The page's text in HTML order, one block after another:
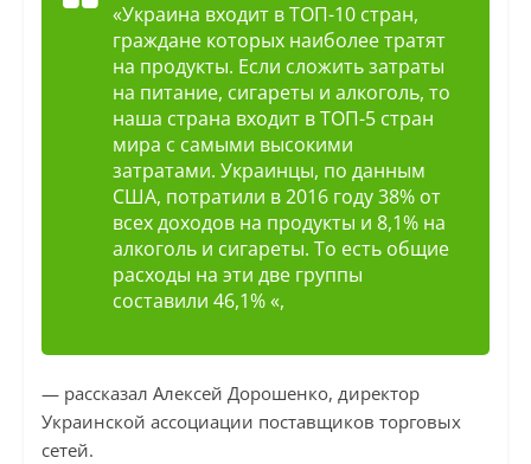
«Украина входит в ТОП-10 стран,
граждане которых наиболее тратят
на продукты. Если сложить затраты
на питание, сигареты и алкоголь, то
наша страна входит в ТОП-5 стран
мира с самыми высокими
затратами. Украинцы, по данным
США, потратили в 2016 году 38% от
всех доходов на продукты и 8,1% на
алкоголь и сигареты. То есть общие
расходы на эти две группы
составили 46,1% «,
— рассказал Алексей Дорошенко, директор
Украинской ассоциации поставщиков торговых
сетей.